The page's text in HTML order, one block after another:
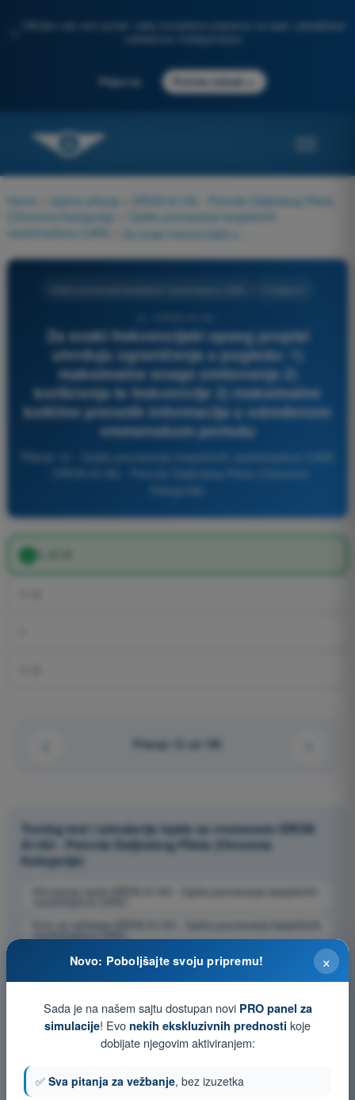
Otkrijte naš novi portal: vaša kompletna priprema za ispit, poboljšana
Prijavi se Počnite odmah
Home Ispitna pitanja
DRON A1/A3 - Potvrda Daljinskog Pilota
(Otvorena Kategorija)
Opšte poznavanje bespilotnih
vazduhoplova (UAS)
Za svaki frekvencijski opseg propisi
utvrđuju ograničenja u pogledu: 1)
maksimalne snage emitovanja 2)
korišćenja te frekvencije 3) maksimalne
količine prenetih informacija u određenom
vremenskom periodu
1, 2 i 3
Pitanje 12 od 105
Trening test i simulacije ispita sa vremenom DRON
A1/A3 - Potvrda Daljinskog Pilota (Otvorena
Kategorija)
Simulacija ispita DRON A1/A3 - Opšte poznavanje bespilotnih
Kviz za vežbanje DRON A1/A3 - Opšte poznavanje bespilotnih
Ispit u PDF formatu DRON A1/A3 - Opšte poznavanje
bespilotnih vazduhoplova (UAS) ×
Novo: Poboljšajte svoju pripremu!
Sada je na našem sajtu dostupan novi PRO panel za
simulacije! Evo nekih ekskluzivnih prednosti koje
dobijate njegovim aktiviranjem:
✅ Sva pitanja za vežbanje, bez izuzetka